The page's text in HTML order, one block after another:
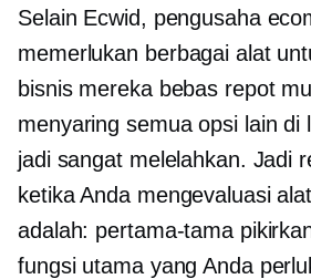
Selain Ecwid, pengusaha
memerlukan berbagai alat
bisnis mereka bebas repot
menyaring semua opsi lain di
jadi sangat melelahkan. Jadi
ketika Anda mengevaluasi
adalah: pertama-tama
fungsi utama yang Anda